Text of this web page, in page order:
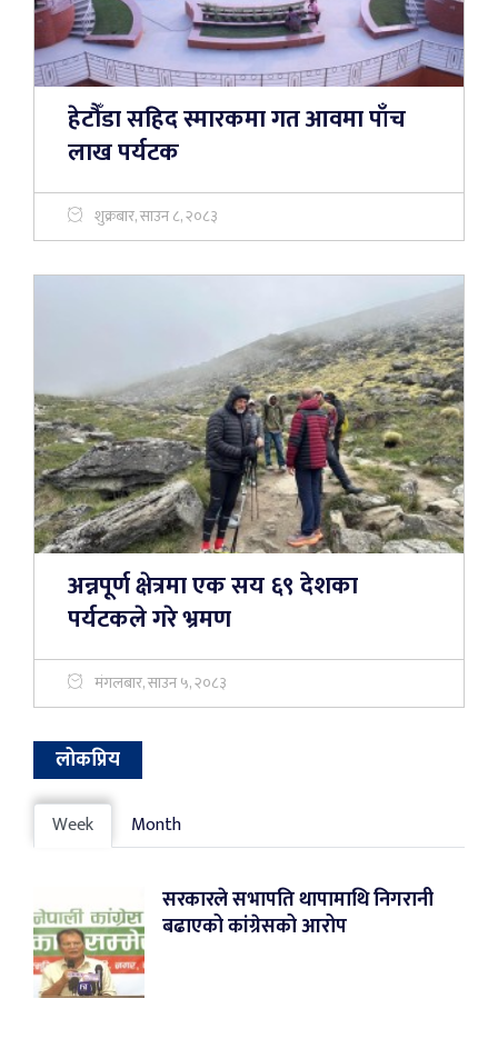
हेटौँडा सहिद स्मारकमा गत आवमा पाँच
लाख पर्यटक
शुक्रबार, साउन ८, २०८३
अन्नपूर्ण क्षेत्रमा एक सय ६९ देशका
पर्यटकले गरे भ्रमण
मंगलबार, साउन ५, २०८३
लोकप्रिय
Week Month
सरकारले सभापति थापामाथि निगरानी
बढाएको कांग्रेसको आरोप